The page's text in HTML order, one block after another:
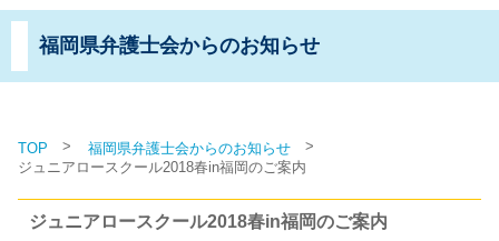
福岡県弁護士会からのお知らせ
TOP > 福岡県弁護士会からのお知らせ >
ジュニアロースクール2018春in福岡のご案内
ジュニアロースクール2018春in福岡のご案内